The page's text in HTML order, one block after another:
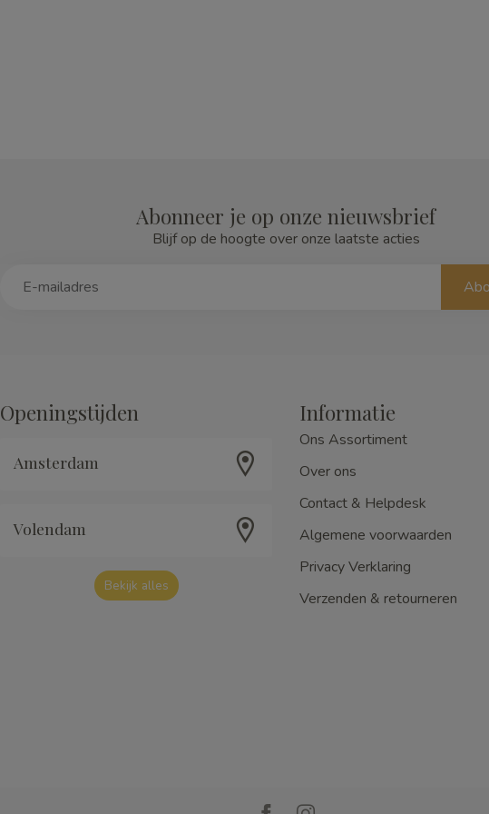
Abonneer je op onze nieuwsbrief
Blijf op de hoogte over onze laatste acties
Openingstijden
Amsterdam
Volendam
Bekijk alles
Informatie
Ons Assortiment
Over ons
Contact & Helpdesk
Algemene voorwaarden
Privacy Verklaring
Verzenden & retourneren